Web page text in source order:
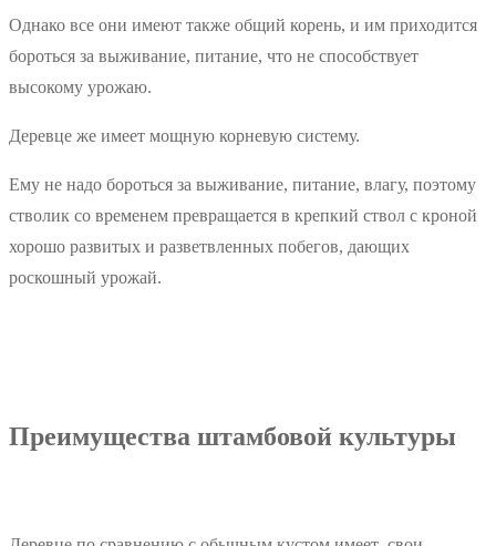
Однако все они имеют также общий корень, и им приходится
бороться за выживание, питание, что не способствует
высокому урожаю.
Деревце же имеет мощную корневую систему.
Ему не надо бороться за выживание, питание, влагу, поэтому
стволик со временем превращается в крепкий ствол с кроной
хорошо развитых и разветвленных побегов, дающих
роскошный урожай.
Преимущества штамбовой культуры